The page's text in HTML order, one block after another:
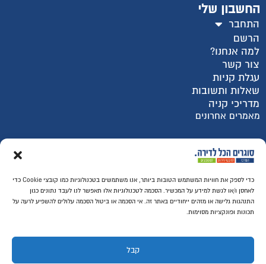
כדי לספק את חוויות המשתמש הטובות ביותר, אנו משתמשים בטכנולוגיות כמו קובצי Cookie כדי
לאחסן ו/או לגשת למידע על המכשיר. הסכמה לטכנולוגיות אלו תאפשר לנו לעבד נתונים כגון
התנהגות גלישה או מזהים ייחודיים באתר זה. אי הסכמה או ביטול הסכמה עלולים להשפיע לרעה על
תכונות ופונקציות מסוימות.
קבל
החשבון שלי
התחבר
הרשם
למה אנחנו?
צור קשר
עגלת קניות
שאלות ותשובות
מדריכי קניה
מאמרים אחרונים
רכישה מאובטחת SSL